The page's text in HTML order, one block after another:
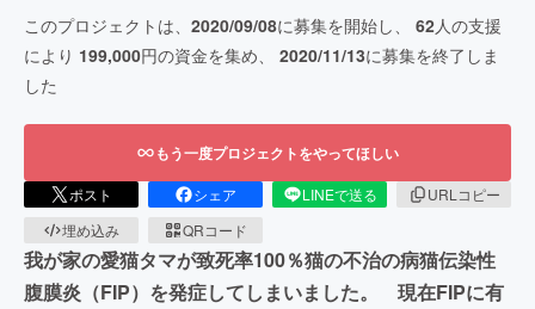
このプロジェクトは、 2020/09/08に募集を開始し、 62人の支援
により 199,000円の資金を集め、 2020/11/13に募集を終了しま
した
もう一度プロジェクトをやってほしい
ポスト シェア LINEで送る
URLコピー
埋め込み
QRコード
我が家の愛猫タマが致死率100％猫の不治の病猫伝染性
腹膜炎（FIP）を発症してしまいました。 現在FIPに有